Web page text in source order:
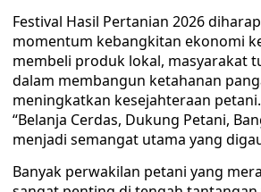
Festival Hasil Pertanian 2026
momentum kebangkitan ekonomi
membeli produk lokal, masyarakat
dalam membangun ketahanan
meningkatkan kesejahteraan
“Belanja Cerdas, Dukung Petani,
menjadi semangat utama yang
Banyak perwakilan petani yang